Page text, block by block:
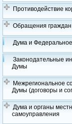
Противодействие
Обращения граждан
Дума и
Законодательные
Думы
Межрегиональное
Думы (договоры и
Дума и органы
самоуправления